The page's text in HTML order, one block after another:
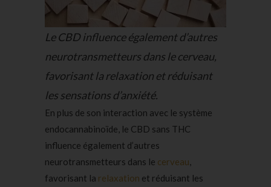
Le CBD influence également d’autres
neurotransmetteurs dans le cerveau,
favorisant la relaxation et réduisant
les sensations d’anxiété.
En plus de son interaction avec le système
endocannabinoïde, le CBD sans THC
influence également d’autres
neurotransmetteurs dans le cerveau,
favorisant la relaxation et réduisant les